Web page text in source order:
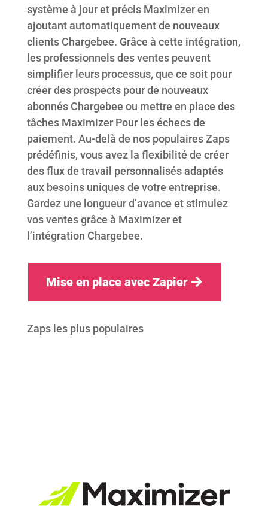
système à jour et précis Maximizer en
ajoutant automatiquement de nouveaux
clients Chargebee. Grâce à cette intégration,
les professionnels des ventes peuvent
simplifier leurs processus, que ce soit pour
créer des prospects pour de nouveaux
abonnés Chargebee ou mettre en place des
tâches Maximizer Pour les échecs de
paiement. Au-delà de nos populaires Zaps
prédéfinis, vous avez la flexibilité de créer
des flux de travail personnalisés adaptés
aux besoins uniques de votre entreprise.
Gardez une longueur d’avance et stimulez
vos ventes grâce à Maximizer et
l’intégration Chargebee.
Mise en place avec Zapier
Zaps les plus populaires